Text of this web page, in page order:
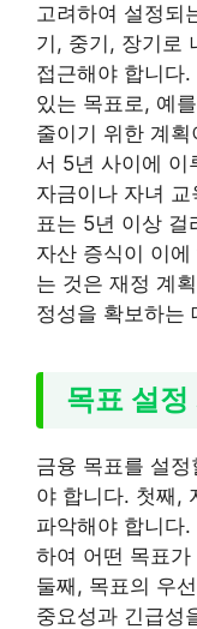
고려하여 설정되
기, 중기, 장기로
접근해야 합니다
있는 목표로, 예
줄이기 위한 계
서 5년 사이에 이
자금이나 자녀
표는 5년 이상 걸
자산 증식이 이
는 것은 재정 계
정성을 확보하는
목표 설
금융 목표를 설
야 합니다. 첫째,
파악해야 합니다
하여 어떤 목표
둘째, 목표의 우
중요성과 긴급성